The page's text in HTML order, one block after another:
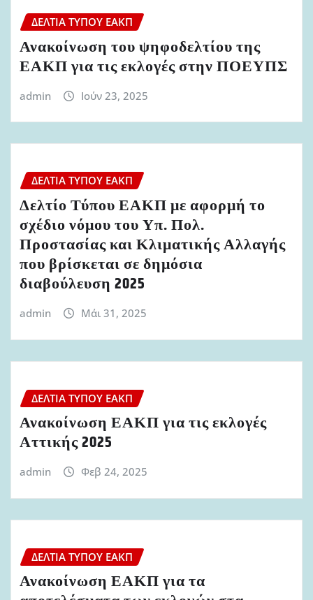
ΔΕΛΤΊΑ ΤΎΠΟΥ ΕΑΚΠ
Ανακοίνωση του ψηφοδελτίου της
ΕΑΚΠ για τις εκλογές στην ΠΟΕΥΠΣ
admin Ιούν 23, 2025
ΔΕΛΤΊΑ ΤΎΠΟΥ ΕΑΚΠ
Δελτίο Τύπου ΕΑΚΠ με αφορμή το
σχέδιο νόμου του Υπ. Πολ.
Προστασίας και Κλιματικής Αλλαγής
που βρίσκεται σε δημόσια
διαβούλευση 2025
admin Μάι 31, 2025
ΔΕΛΤΊΑ ΤΎΠΟΥ ΕΑΚΠ
Ανακοίνωση ΕΑΚΠ για τις εκλογές
Αττικής 2025
admin Φεβ 24, 2025
ΔΕΛΤΊΑ ΤΎΠΟΥ ΕΑΚΠ
Ανακοίνωση ΕΑΚΠ για τα